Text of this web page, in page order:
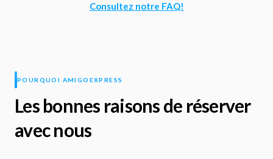
Consultez notre FAQ!
POURQUOI AMIGOEXPRESS
Les bonnes raisons de réserver
avec nous